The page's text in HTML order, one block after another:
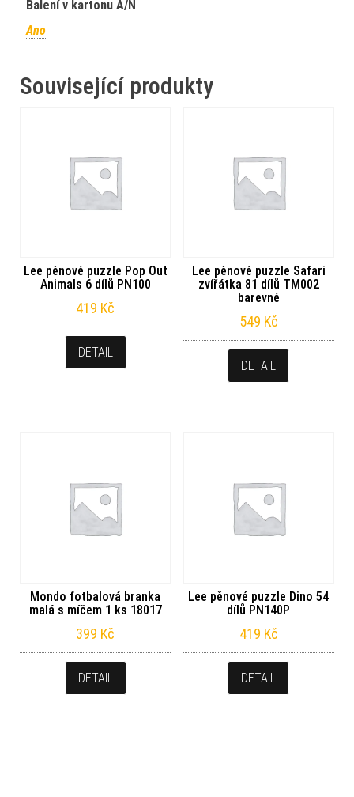
Balení v kartonu A/N
Ano
Související produkty
Lee pěnové puzzle Pop Out
Animals 6 dílů PN100
419 Kč
DETAIL
Lee pěnové puzzle Safari
zvířátka 81 dílů TM002
barevné
549 Kč
DETAIL
Mondo fotbalová branka
malá s míčem 1 ks 18017
399 Kč
DETAIL
Lee pěnové puzzle Dino 54
dílů PN140P
419 Kč
DETAIL